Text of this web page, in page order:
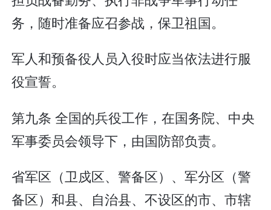
务，随时准备应召参战，保卫祖国。
军人和预备役人员入役时应当依法进行服
役宣誓。
第九条 全国的兵役工作，在国务院、中央
军事委员会领导下，由国防部负责。
省军区（卫戍区、警备区）、军分区（警
备区）和县、自治县、不设区的市、市辖